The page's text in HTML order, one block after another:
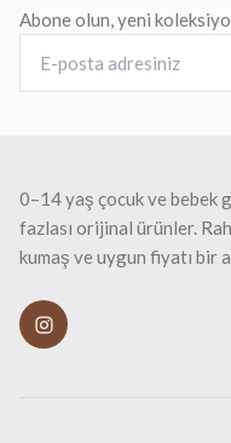
Abone olun, yeni
0–14 yaş çocuk ve bebek
fazlası orijinal ürünler.
kumaş ve uygun fiyatı bir